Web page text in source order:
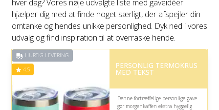
hver dag? Vores nøje udvalgte liste med gaveidéer
hjælper dig med at finde noget særligt, der afspejler din
omtanke og hendes unikke personlighed. Dyk ned i vores
udvalg og find inspiration til at overraske hende.
HURTIG LEVERING
4.5 PERSONLIG TERMOKRUS
MED TEKST
Denne fortræffelige personlige gave
gør morgenkaffen ekstra hyggelig